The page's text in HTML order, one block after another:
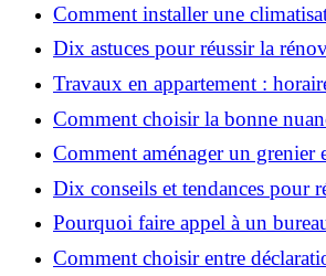
Comment installer une
coût, étapes et conseils ?
Dix astuces pour réussir la
appartement
Travaux en appartement :
et bonnes pratiques
Comment choisir la bonne
décoration et éviter les pièges ?
Comment aménager un grenier
combles en espace habitable ?
Dix conseils et tendances pour
de la maison
Pourquoi faire appel à un
pour garantir la sécurité de vos
Comment choisir entre